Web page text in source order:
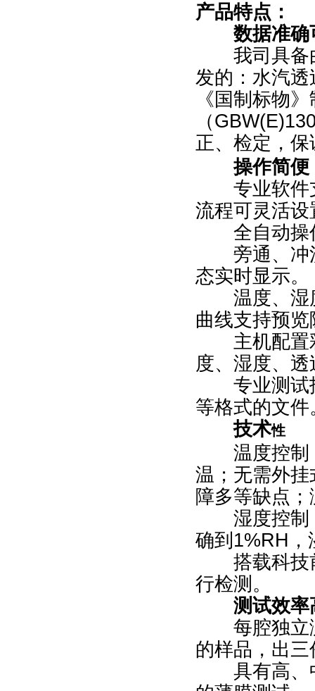
产品特点：
数据准确
我司具备由
发的：水汽
《国制标物
（
正、检定，
操作简便
专业软件支
流程可灵活设
全自动操作
旁通、冲洗
态实时显示。
温度、湿度
曲线支持预
主机配置彩
度、湿度、
专业测试报
等格式的文件
技术性
温度控制：
温；无需外
障多等缺点
湿度控制：
确到1%RH，
搭载科技前
行检测。
测试效率
每腔独立测
的样品，出
具有高、中